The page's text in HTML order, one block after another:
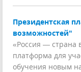
Президентская
возможностей"
«Россия — страна
платформа для
обучения новым